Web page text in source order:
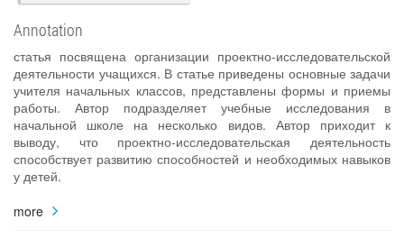
Annotation
статья посвящена организации проектно-исследовательской
деятельности учащихся. В статье приведены основные задачи
учителя начальных классов, представлены формы и приемы
работы. Автор подразделяет учебные исследования в
начальной школе на несколько видов. Автор приходит к
выводу, что проектно-исследовательская деятельность
способствует развитию способностей и необходимых навыков
у детей.
more